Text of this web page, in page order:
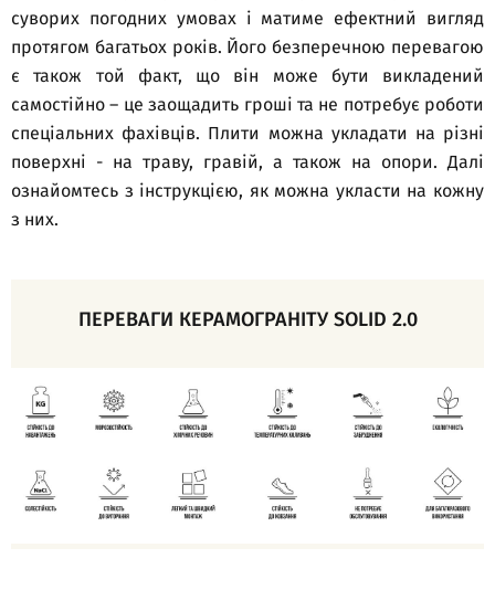
суворих погодних умовах і матиме ефектний вигляд
протягом багатьох років. Його безперечною перевагою
є також той факт, що він може бути викладений
самостійно – це заощадить гроші та не потребує роботи
спеціальних фахівців. Плити можна укладати на різні
поверхні - на траву, гравій, а також на опори. Далі
ознайомтесь з інструкцією, як можна укласти на кожну
з них.
ПЕРЕВАГИ КЕРАМОГРАНІТУ SOLID 2.0